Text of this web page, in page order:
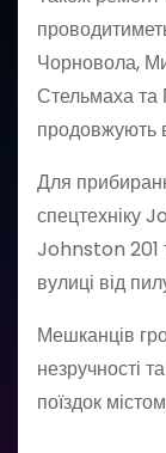
Чорновола,
Стельмаха та
продовжують
Для
спецтехніку
Johnston 201
вулиці від
Мешканців
незручності
поїздок